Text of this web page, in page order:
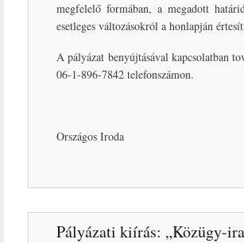
megfelelő formában, a megadott
esetleges változásokról a honlapján
A pályázat benyújtásával kapcsolatban
06-1-896-7842 telefonszámon.
Országos Iroda
Pályázati kiírás: „Közügy-